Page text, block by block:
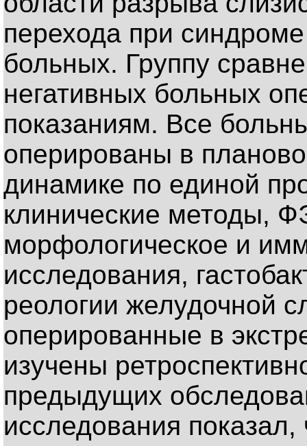
перехода при
больных. Группу
негативных больных
показаниям. Все
оперированы в
динамике по единой
клинические методы,
морфологическое и
исследования,
реологии желудочной
оперированные в
изучены
предыдущих
исследования